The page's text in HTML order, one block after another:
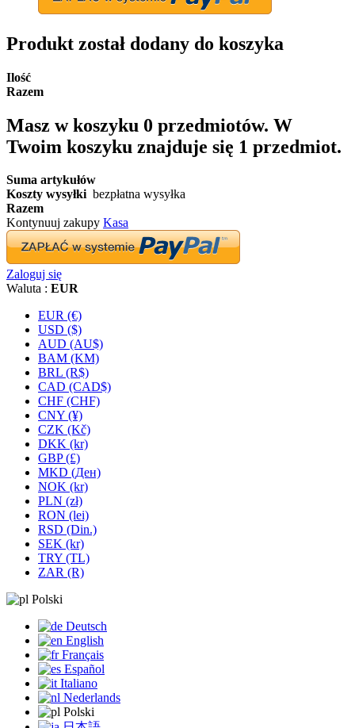
Produkt został dodany do koszyka
Ilość
Razem
Masz w koszyku 0 przedmiotów. W
Twoim koszyku znajduje się 1 przedmiot.
Suma artykułów
Koszty wysyłki bezpłatna wysyłka
Razem
Kontynuuj zakupy Kasa
Zaloguj się
Waluta : EUR
EUR (€)
USD ($)
AUD (AU$)
BAM (KM)
BRL (R$)
CAD (CAD$)
CHF (CHF)
CNY (¥)
CZK (Kč)
DKK (kr)
GBP (£)
MKD (Ден)
NOK (kr)
PLN (zł)
RON (lei)
RSD (Din.)
SEK (kr)
TRY (TL)
ZAR (R)
Polski
Deutsch
English
Français
Español
Italiano
Nederlands
Polski